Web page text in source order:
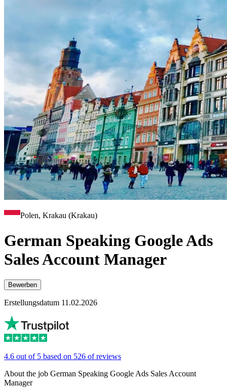
Polen, Krakau (Krakau)
German Speaking Google Ads
Sales Account Manager
Bewerben
Erstellungsdatum 11.02.2026
4.6 out of 5 based on 526 of reviews
About the job German Speaking Google Ads Sales Account
Manager